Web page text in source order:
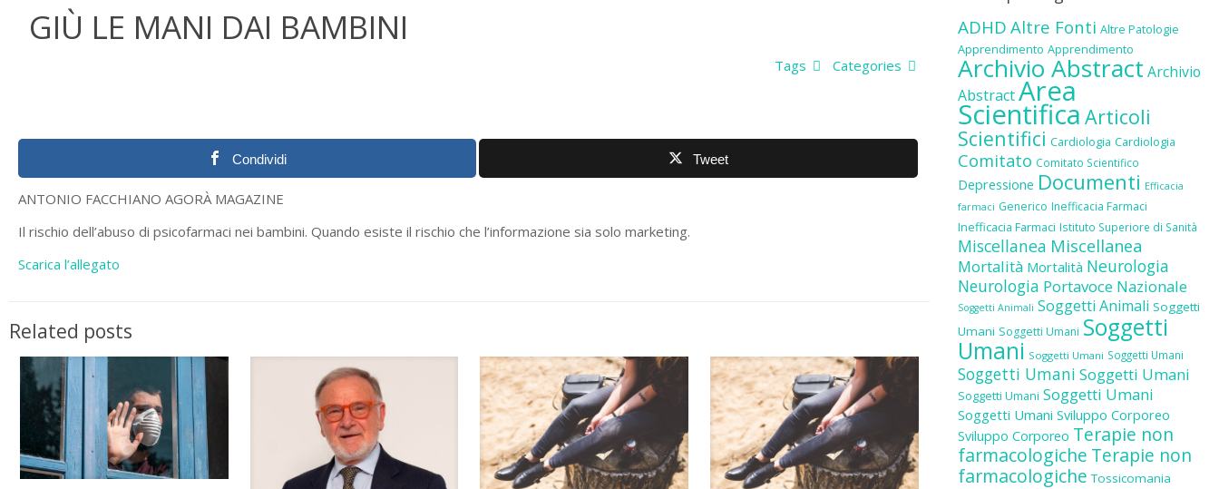
GIÙ LE MANI DAI BAMBINI
Categories
Tags
Condividi Tweet
ANTONIO FACCHIANO AGORÀ MAGAZINE
Il rischio dell’abuso di psicofarmaci nei bambini. Quando esiste il rischio che l’informazione sia solo marketing.
Scarica l’allegato
Related posts
ADHD Altre Fonti Altre Patologie
Apprendimento Apprendimento
Archivio Abstract Archivio
AbstractArea
Scientifica Articoli
Scientifici Cardiologia Cardiologia
Comitato Comitato Scientifico
Depressione Documenti Efficacia
farmaci Generico Inefficacia Farmaci
Inefficacia Farmaci Istituto Superiore di Sanità
Miscellanea Miscellanea
Mortalità Mortalità Neurologia
Neurologia Portavoce Nazionale
Soggetti Animali Soggetti Animali Soggetti
Umani Soggetti Umani Soggetti
Umani Soggetti Umani Soggetti Umani
Soggetti Umani Soggetti Umani
Soggetti Umani Soggetti Umani
Soggetti Umani Sviluppo Corporeo
Sviluppo Corporeo Terapie non
farmacologiche Terapie non
farmacologiche Tossicomania